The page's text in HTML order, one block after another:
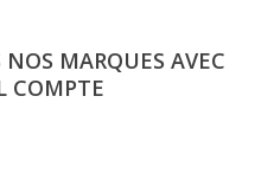
MARQUES AVEC
COMPTE